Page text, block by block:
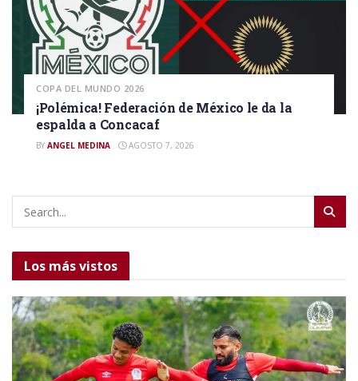
COPA DEL MUNDO 2026
¡Polémica! Federación de México le da la
espalda a Concacaf
BY ANGEL MEDINA AGOSTO 7, 2026
Los más vistos